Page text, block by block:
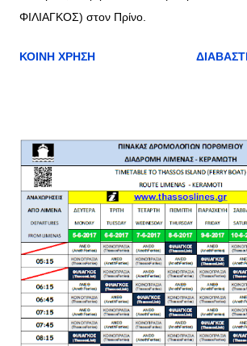
ΦΙΛΙΑΓΚΟΣ) στον Πρίνο.
ΚΟΙΝΉ ΧΡΉΣΗ